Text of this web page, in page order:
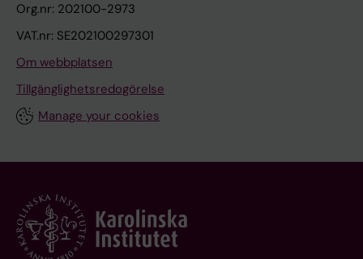
Org.nr: 202100-2973
VAT.nr: SE202100297301
Om webbplatsen
Tillgänglighetsredogörelse
Manage your cookies